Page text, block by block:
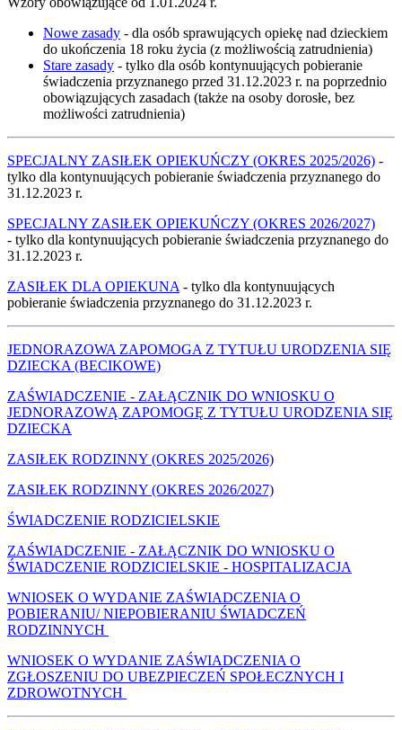
Nowe zasady - dla osób sprawujących opiekę nad dzieckiem
do ukończenia 18 roku życia (z możliwością zatrudnienia)
Stare zasady - tylko dla osób kontynuujących pobieranie
świadczenia przyznanego przed 31.12.2023 r. na poprzednio
obowiązujących zasadach (także na osoby dorosłe, bez
możliwości zatrudnienia)
SPECJALNY ZASIŁEK OPIEKUŃCZY (OKRES 2025/2026) -
tylko dla kontynuujących pobieranie świadczenia przyznanego do
31.12.2023 r.
SPECJALNY ZASIŁEK OPIEKUŃCZY (OKRES 2026/2027)
- tylko dla kontynuujących pobieranie świadczenia przyznanego do
31.12.2023 r.
ZASIŁEK DLA OPIEKUNA - tylko dla kontynuujących
pobieranie świadczenia przyznanego do 31.12.2023 r.
JEDNORAZOWA ZAPOMOGA Z TYTUŁU URODZENIA SIĘ
DZIECKA (BECIKOWE)
ZAŚWIADCZENIE - ZAŁĄCZNIK DO WNIOSKU O
JEDNORAZOWĄ ZAPOMOGĘ Z TYTUŁU URODZENIA SIĘ
DZIECKA
ZASIŁEK RODZINNY (OKRES 2025/2026)
ZASIŁEK RODZINNY (OKRES 2026/2027)
ŚWIADCZENIE RODZICIELSKIE
ZAŚWIADCZENIE - ZAŁĄCZNIK DO WNIOSKU O
ŚWIADCZENIE RODZICIELSKIE - HOSPITALIZACJA
WNIOSEK O WYDANIE ZAŚWIADCZENIA O
POBIERANIU/ NIEPOBIERANIU ŚWIADCZEŃ
RODZINNYCH
WNIOSEK O WYDANIE ZAŚWIADCZENIA O
ZGŁOSZENIU DO UBEZPIECZEŃ SPOŁECZNYCH I
ZDROWOTNYCH